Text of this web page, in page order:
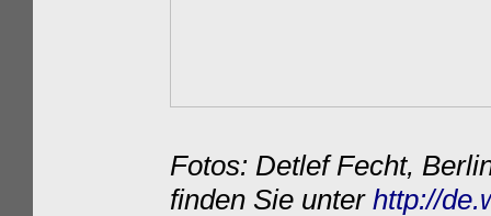
Fotos: Detlef Fecht,
finden Sie unter http://